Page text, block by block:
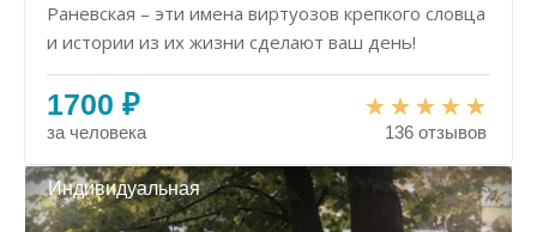
Раневская – эти имена виртуозов крепкого словца
и истории из их жизни сделают ваш день!
1700 ₽
за человека 136 отзывов
Индивидуальная